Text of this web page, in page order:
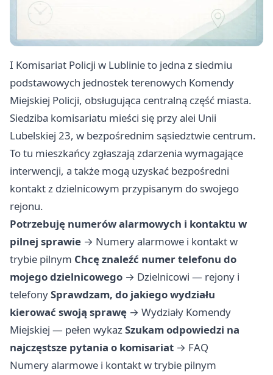
I Komisariat Policji w Lublinie to jedna z siedmiu
podstawowych jednostek terenowych Komendy
Miejskiej Policji, obsługująca centralną część miasta.
Siedziba komisariatu mieści się przy alei Unii
Lubelskiej 23, w bezpośrednim sąsiedztwie centrum.
To tu mieszkańcy zgłaszają zdarzenia wymagające
interwencji, a także mogą uzyskać bezpośredni
kontakt z dzielnicowym przypisanym do swojego
rejonu.
Potrzebuję numerów alarmowych i kontaktu w
pilnej sprawie → Numery alarmowe i kontakt w
trybie pilnym Chcę znaleźć numer telefonu do
mojego dzielnicowego → Dzielnicowi — rejony i
telefonySprawdzam, do jakiego wydziału
kierować swoją sprawę → Wydziały Komendy
Miejskiej — pełen wykazSzukam odpowiedzi na
najczęstsze pytania o komisariat → FAQ
Numery alarmowe i kontakt w trybie pilnym